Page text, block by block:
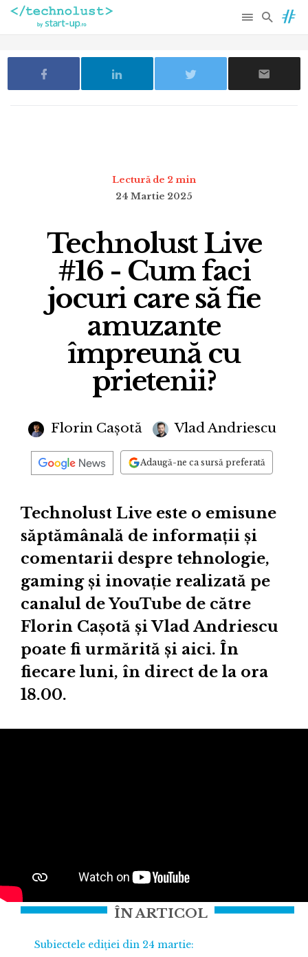
Lectură de 2 min
24 Martie 2025
Technolust Live
#16 - Cum faci
jocuri care să fie
amuzante
împreună cu
prietenii?
Florin Cașotă Vlad Andriescu
Adaugă-ne ca sursă preferată
Technolust Live este o emisune
săptămânală de informații și
comentarii despre tehnologie,
gaming și inovație realizată pe
canalul de YouTube de către
Florin Cașotă și Vlad Andriescu
poate fi urmărită și aici. În
fiecare luni, în direct de la ora
18.00.
ÎN ARTICOL
Subiectele ediției din 24 martie: